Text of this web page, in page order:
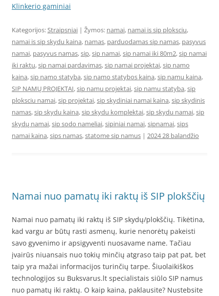
Klinkerio gaminiai
Kategorijos:Straipsniai | Žymos: namai, namai is sip ploksciu,
namai is sip skydu kaina, namas, parduodamas sip namas, pasyvus
namai, pasyvus namas,sip,sip namai,sip namai iki 80m2,sip namai
iki raktu,sip namai pardavimas,sip namai projektai,sip namo
kaina,sip namo statyba,sip namo statybos kaina,sip namu kaina,
SIP NAMŲ PROJEKTAI,sip namu projektai,sip namu statyba,sip
ploksciu namai,sip projektai,sip skydiniai namai kaina,sip skydinis
namas,sip skydu kaina,sip skydu komplektai,sip skydu namai,sip
skydų namai,sip sodo nameliai,sipiniai namai,sipnamai,sips
namai kaina,sips namas,statome sip namus | 2024 28 balandžio
Namai nuo pamatų iki raktų iš SIP plokščių
Namai nuo pamatų iki raktų iš SIP skydų/plokščių. Tikėtina,
kad vargu ar būtų rasti asmenų, kurie nenorėtų pakeisti
savo gyvenimo ir apsigyventi nuosavame name. Tačiau
įvairūs niuansais nuo tokių minčių atgraso taip pat pat, bet
taip yra mažai informacijos turinčių tarpe. Šiuolaikiškos
technologijos su Buksvarus.lt specialistais siūlo SIP namus
nuo pamatų iki raktų. O kaip kaina, paklausite? Nustebsite